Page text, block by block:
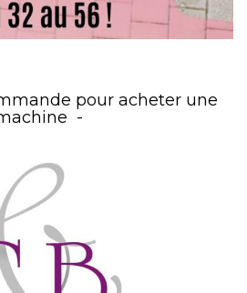
pour acheter une